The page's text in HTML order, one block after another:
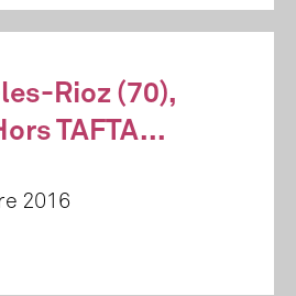
Rioz (70),
TAFTA...
2016